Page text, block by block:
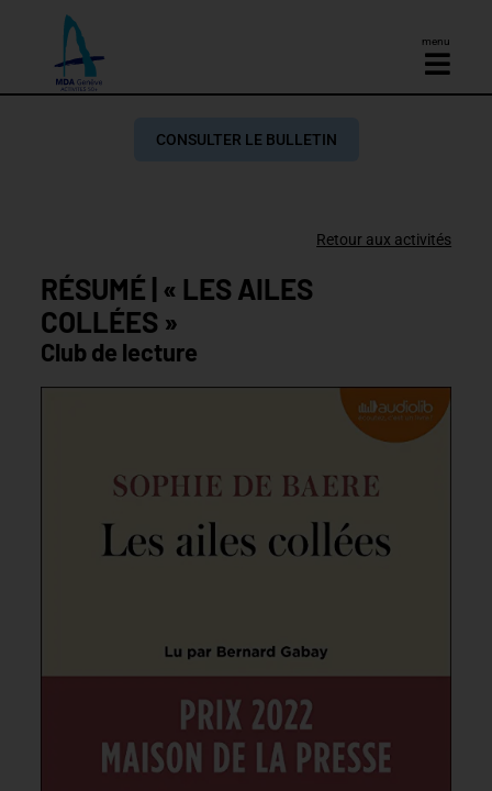
menu
CONSULTER LE BULLETIN
Retour aux activités
RÉSUMÉ | « LES AILES
COLLÉES »
Club de lecture